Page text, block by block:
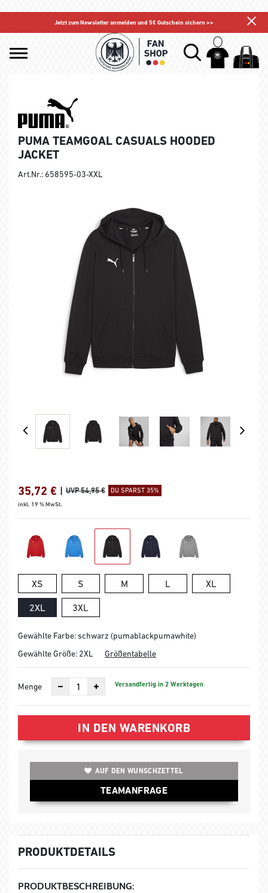
Jetzt zum Newsletter anmelden und 5€ Gutschein sichern >>
PUMA TEAMGOAL CASUALS HOODED
JACKET
Art.Nr.: 658595-03-XXL
35,72 € | UVP 54,95 € DU SPARST 35%
inkl. 19 % MwSt.
XS S M L XL
2XL 3XL
Gewählte Farbe: schwarz (pumablackpumawhite)
Gewählte Größe: 2XL Größentabelle
Menge Versandfertig in 2 Werktagen
IN DEN WARENKORB
AUF DEN WUNSCHZETTEL
TEAMANFRAGE
PRODUKTDETAILS
PRODUKTBESCHREIBUNG: